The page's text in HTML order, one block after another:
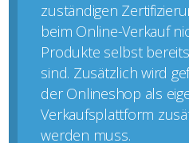
zuständigen
beim Online-Verkauf
Produkte selbst
sind. Zusätzlich wird
der Onlineshop als
Verkaufsplattform
werden muss.